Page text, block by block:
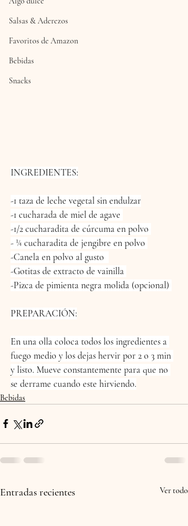
Salsas & Aderezos
Favoritos de Amazon
Bebidas
Snacks
INGREDIENTES:
-1 taza de leche vegetal sin endulzar
-1 cucharada de miel de agave
-1/2 cucharadita de cúrcuma en polvo
- ¼ cucharadita de jengibre en polvo
-Canela en polvo al gusto
-Gotitas de extracto de vainilla
-Pizca de pimienta negra molida (opcional)
PREPARACIÓN:
En una olla coloca todos los ingredientes a
fuego medio y los dejas hervir por 2 o 3 min
y listo. Mueve constantemente para que no
se derrame cuando este hirviendo.
Bebidas
Entradas recientes Ver todo